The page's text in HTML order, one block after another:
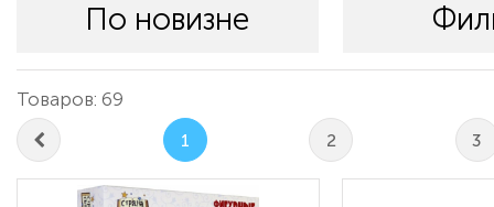
По новизне
Товаров: 69
1 2 3